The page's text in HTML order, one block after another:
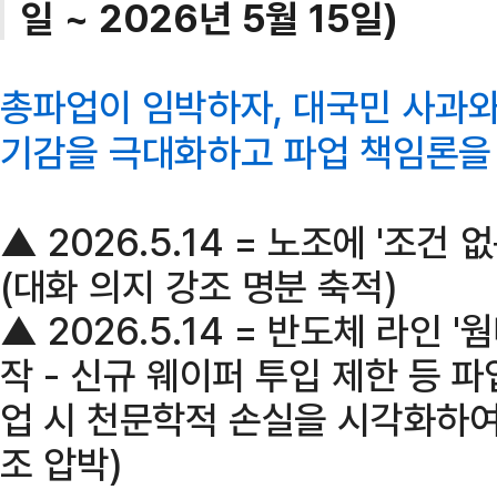
일 ~ 2026년 5월 15일)
총파업이 임박하자, 대국민 사과
기감을 극대화하고 파업 책임론
▲ 2026.5.14 = 노조에 '조건 없
(대화 의지 강조 명분 축적)
▲ 2026.5.14 = 반도체 라인 '
작 - 신규 웨이퍼 투입 제한 등
업 시 천문학적 손실을 시각화하
조 압박)